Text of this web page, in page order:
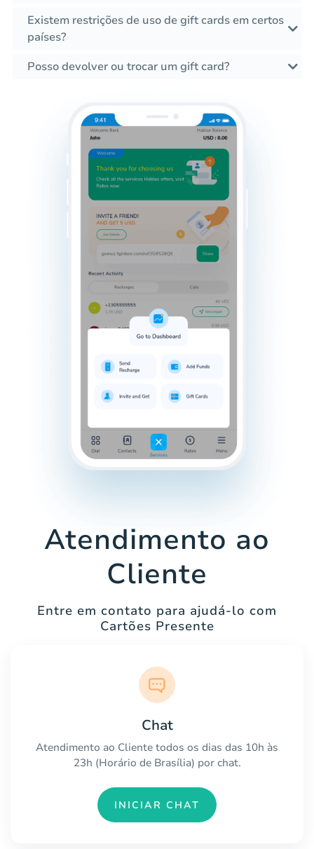
Existem restrições de uso de gift cards em certos
países?
Posso devolver ou trocar um gift card?
Atendimento ao
Cliente
Entre em contato para ajudá-lo com
Cartões Presente
Chat
Atendimento ao Cliente todos os dias das 10h às
23h (Horário de Brasília) por chat.
INICIAR CHAT